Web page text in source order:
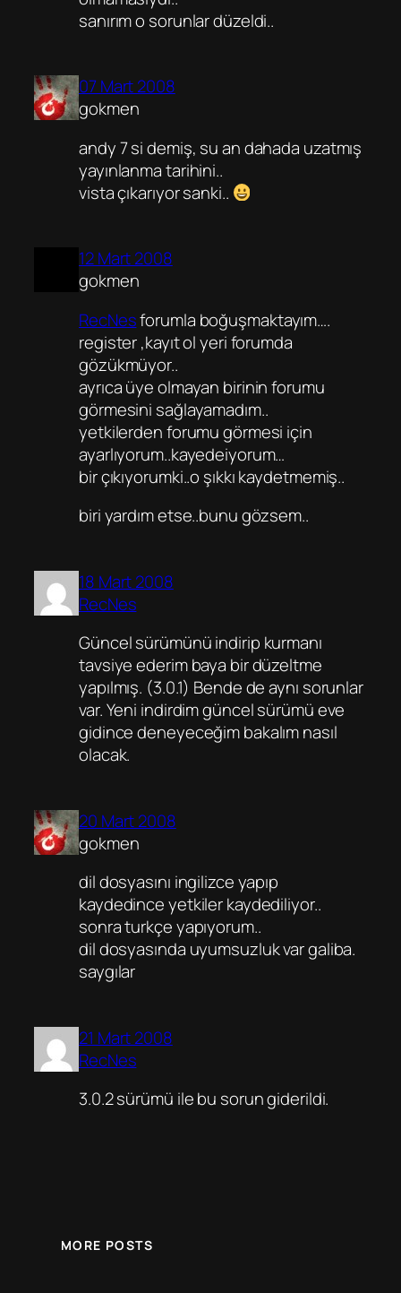
sanırım o sorunlar düzeldi..
07 Mart 2008
gokmen
andy 7 si demiş, su an dahada uzatmış
yayınlanma tarihini..
vista çıkarıyor sanki..
12 Mart 2008
gokmen
RecNesforumla boğuşmaktayım….
register ,kayıt ol yeri forumda
gözükmüyor..
ayrıca üye olmayan birinin forumu
görmesini sağlayamadım..
yetkilerden forumu görmesi için
ayarlıyorum..kayedeiyorum…
bir çıkıyorumki..o şıkkı kaydetmemiş..
biri yardım etse..bunu gözsem..
18 Mart 2008
RecNes
Güncel sürümünü indirip kurmanı
tavsiye ederim baya bir düzeltme
yapılmış. (3.0.1) Bende de aynı sorunlar
var. Yeni indirdim güncel sürümü eve
gidince deneyeceğim bakalım nasıl
olacak.
20 Mart 2008
gokmen
dil dosyasını ingilizce yapıp
kaydedince yetkiler kaydediliyor..
sonra turkçe yapıyorum..
dil dosyasında uyumsuzluk var galiba.
saygılar
21 Mart 2008
RecNes
3.0.2 sürümü ile bu sorun giderildi.
MORE POSTS